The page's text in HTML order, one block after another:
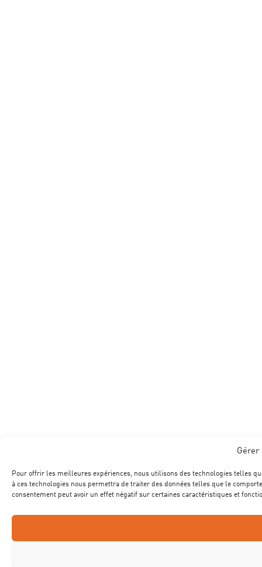
Gérer
Pour offrir les meilleures expériences, nous utilisons des technologies telles
à ces technologies nous permettra de traiter des données telles que le
consentement peut avoir un effet négatif sur certaines caractéristiques et